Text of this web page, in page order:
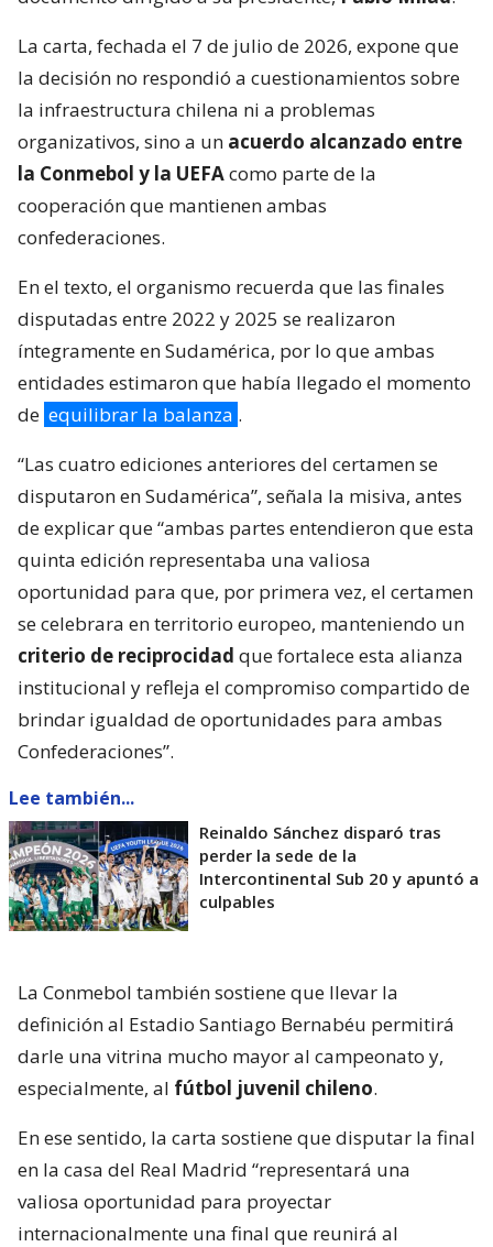
La carta, fechada el 7 de julio de 2026, expone que
la decisión no respondió a cuestionamientos sobre
la infraestructura chilena ni a problemas
organizativos, sino a un acuerdo alcanzado entre
la Conmebol y la UEFAcomo parte de la
cooperación que mantienen ambas
confederaciones.
En el texto, el organismo recuerda que las finales
disputadas entre 2022 y 2025 se realizaron
íntegramente en Sudamérica, por lo que ambas
entidades estimaron que había llegado el momento
de equilibrar la balanza .
“Las cuatro ediciones anteriores del certamen se
disputaron en Sudamérica”, señala la misiva, antes
de explicar que “ambas partes entendieron que esta
quinta edición representaba una valiosa
oportunidad para que, por primera vez, el certamen
se celebrara en territorio europeo, manteniendo un
criterio de reciprocidad que fortalece esta alianza
institucional y refleja el compromiso compartido de
brindar igualdad de oportunidades para ambas
Confederaciones”.
Lee también...
Reinaldo Sánchez disparó tras
perder la sede de la
Intercontinental Sub 20 y apuntó a
culpables
La Conmebol también sostiene que llevar la
definición al Estadio Santiago Bernabéu permitirá
darle una vitrina mucho mayor al campeonato y,
especialmente, al fútbol juvenil chileno.
En ese sentido, la carta sostiene que disputar la final
en la casa del Real Madrid “representará una
valiosa oportunidad para proyectar
internacionalmente una final que reunirá al